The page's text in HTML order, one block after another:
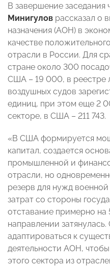
В завершение заседания
Минигулов рассказал о
назначения (АОН) в
качестве
отрасли в России. Для
стране около 300
США – 19 000, в реестре
воздушных судов
единиц, при этом еще 2
секторе, в США – 211 743.
«В США формируется
капитал, создается
промышленной и
отрасли, но
резерв для нужд
затрат со стороны
отставание примерно
направлении
адаптироваться к
деятельности АОН,
этого сектора из